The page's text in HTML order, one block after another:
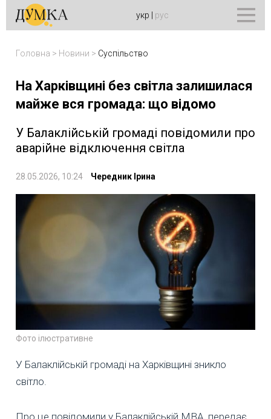
укр рус
Головна > Новини > Суспільство
На Харківщині без світла залишилася
майже вся громада: що відомо
У Балаклійській громаді повідомили про
аварійне відключення світла
28.05.2026, 10:24 Чередник Ірина
Фото ілюстративне
У Балаклійській громаді на Харківщині зникло
світло.